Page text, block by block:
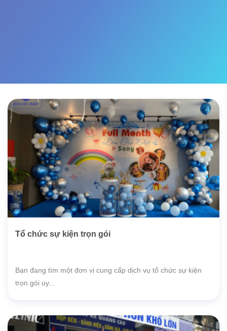
Tổ chức sự kiện trọn gói
Bạn đang tìm một đơn vị cung cấp dịch vụ tổ chức sự kiện
trọn gói uy...